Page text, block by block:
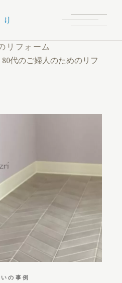
リフォーム
80代のご婦人のためのリフ
の事例